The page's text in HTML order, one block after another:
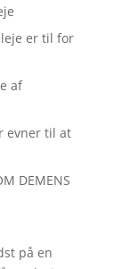
er til for
af
evner til at
DEMENS
på en